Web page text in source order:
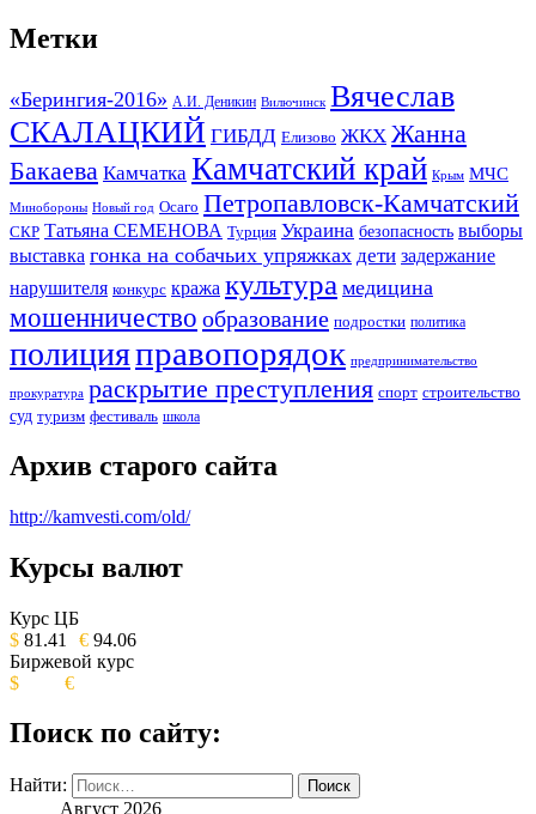
Метки
«Берингия-2016» А.И. Деникин Вилючинск Вячеслав
СКАЛАЦКИЙ ГИБДД Елизово ЖКХ Жанна
Бакаева Камчатка Камчатский край Крым МЧС
Минобороны Новый год Осаго Петропавловск-Камчатский
СКР Татьяна СЕМЕНОВА Турция Украина безопасность выборы
выставка гонка на собачьих упряжках дети задержание
нарушителя конкурс кража культура медицина
мошенничество образование подростки политика
полицияправопорядок предпринимательство
прокуратура раскрытие преступления спорт строительство
суд туризм фестиваль школа
Архив старого сайта
http://kamvesti.com/old/
ОБЩЕСТВЕННО-ПОЛИТИЧЕСКОЕ
ИЗДАНИЕ КАМЧАТСКОГО КРАЯ.
Курсы валют
Курс ЦБ
$ 81.41 € 94.06
Биржевой курс
$
€
Поиск по сайту:
Найти:
Август 2026